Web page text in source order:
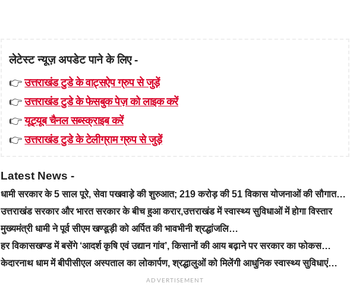
लेटेस्ट न्यूज़ अपडेट पाने के लिए -
👉उत्तराखंड टुडे के वाट्सऐप ग्रुप से जुड़ें
👉उत्तराखंड टुडे के फेसबुक पेज़ को लाइक करें
👉यूट्यूब चैनल सब्स्क्राइब करें
👉उत्तराखंड टुडे के टेलीग्राम ग्रुप से जुड़ें
Latest News -
धामी सरकार के 5 साल पूरे, सेवा पखवाड़े की शुरुआत; 219 करोड़ की 51 विकास योजनाओं की सौगात…
उत्तराखंड सरकार और भारत सरकार के बीच हुआ करार,उत्तराखंड में स्वास्थ्य सुविधाओं में होगा विस्तार
मुख्यमंत्री धामी ने पूर्व सीएम खण्डूड़ी को अर्पित की भावभीनी श्रद्धांजलि…
हर विकासखण्ड में बसेंगे ‘आदर्श कृषि एवं उद्यान गांव’, किसानों की आय बढ़ाने पर सरकार का फोकस…
केदारनाथ धाम में बीपीसीएल अस्पताल का लोकार्पण, श्रद्धालुओं को मिलेंगी आधुनिक स्वास्थ्य सुविधाएं…
ADVERTISEMENT